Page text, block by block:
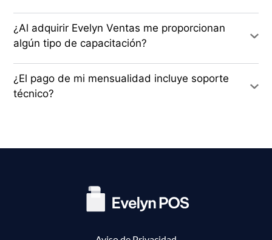
¿Al adquirir Evelyn Ventas me proporcionan
algún tipo de capacitación?
¿El pago de mi mensualidad incluye soporte
técnico?